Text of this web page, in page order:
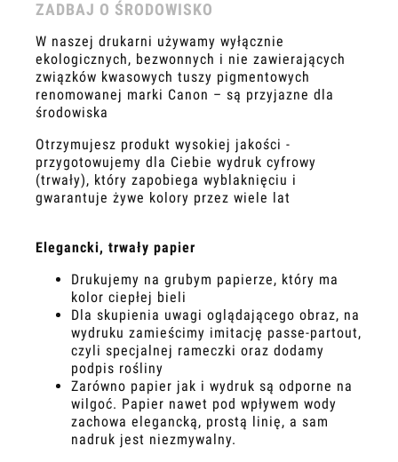
ZADBAJ O ŚRODOWISKO
W naszej drukarni używamy wyłącznie
ekologicznych, bezwonnych i nie zawierających
związków kwasowych tuszy pigmentowych
renomowanej marki Canon – są przyjazne dla
środowiska
Otrzymujesz produkt wysokiej jakości -
przygotowujemy dla Ciebie wydruk cyfrowy
(trwały), który zapobiega wyblaknięciu i
gwarantuje żywe kolory przez wiele lat
Elegancki, trwały papier
Drukujemy na grubym papierze, który ma
kolor ciepłej bieli
Dla skupienia uwagi oglądającego obraz, na
wydruku zamieścimy imitację passe-partout,
czyli specjalnej rameczki oraz dodamy
podpis rośliny
Zarówno papier jak i wydruk są odporne na
wilgoć. Papier nawet pod wpływem wody
zachowa elegancką, prostą linię, a sam
nadruk jest niezmywalny.